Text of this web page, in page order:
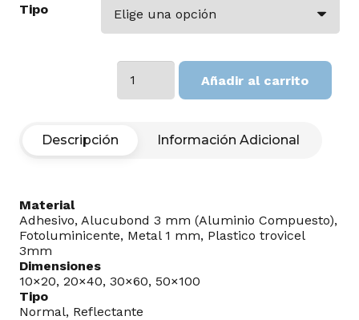
Tipo
ingresar
Packing
todo
ser
limpiado
o
cantidad
Añadir al carrito
Descripción Información Adicional
Material
Adhesivo, Alucubond 3 mm (Aluminio Compuesto),
Fotoluminicente, Metal 1 mm, Plastico trovicel
3mm
Dimensiones
10×20, 20×40, 30×60, 50×100
Tipo
Normal, Reflectante